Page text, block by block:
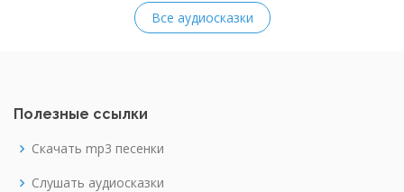
Все аудиосказки
Полезные ссылки
Скачать mp3 песенки
Слушать аудиосказки